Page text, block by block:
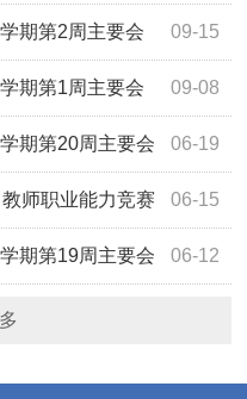
09-15
期第2周主要会
09-08
期第1周主要会
06-19
期第20周主要会
06-15
师职业能力竞赛
校参赛团队信息公示06-12
期第19周主要会